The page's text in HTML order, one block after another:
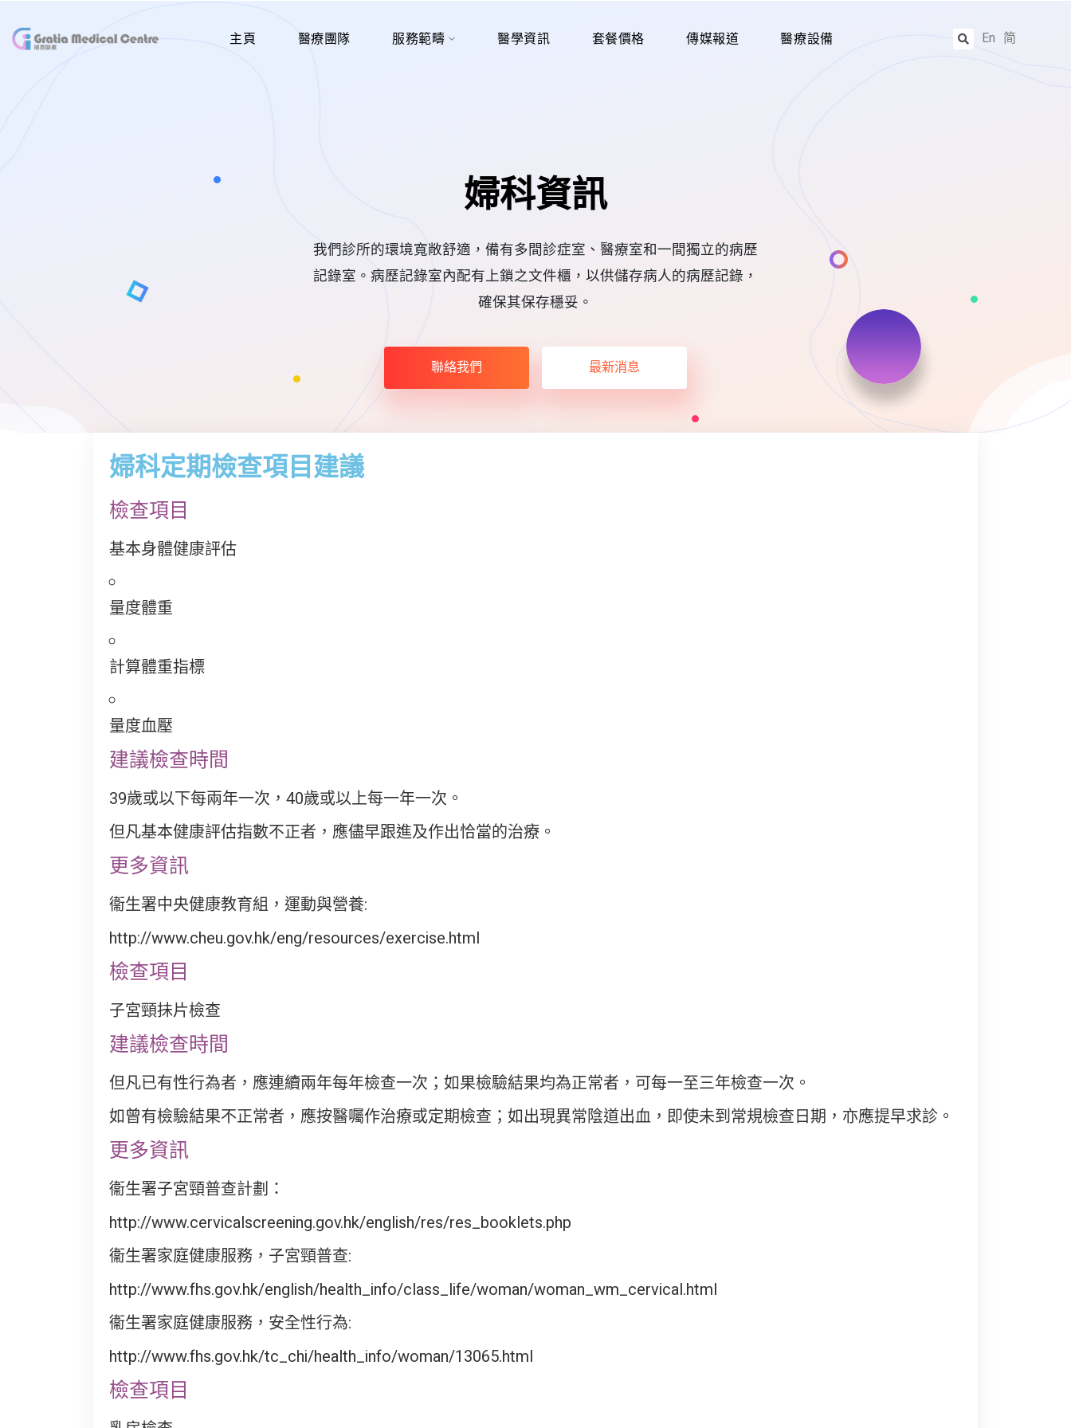
主頁 醫療團隊 服務範疇 醫學資訊 套餐價格 傳媒報道 醫療設備 En 简
婦科資訊
我們診所的環境寬敞舒適，備有多間診症室、醫療室和一間獨立的病歷
記錄室。病歷記錄室內配有上鎖之文件櫃，以供儲存病人的病歷記錄，
確保其保存穩妥。
聯絡我們 最新消息
婦科定期檢查項目建議
檢查項目
基本身體健康評估
量度體重
計算體重指標
量度血壓
建議檢查時間
39歲或以下每兩年一次，40歲或以上每一年一次。
但凡基本健康評估指數不正者，應儘早跟進及作出恰當的治療。
更多資訊
衞生署中央健康教育組，運動與營養:
http://www.cheu.gov.hk/eng/resources/exercise.html
檢查項目
子宮頸抺片檢查
建議檢查時間
但凡已有性行為者，應連續兩年每年檢查一次；如果檢驗結果均為正常者，可每一至三年檢查一次。
如曾有檢驗結果不正常者，應按醫囑作治療或定期檢查；如出現異常陰道出血，即使未到常規檢查日期，亦應提早求診。
更多資訊
衞生署子宮頸普查計劃：
http://www.cervicalscreening.gov.hk/english/res/res_booklets.php
衞生署家庭健康服務，子宮頸普查:
http://www.fhs.gov.hk/english/health_info/class_life/woman/woman_wm_cervical.html
衞生署家庭健康服務，安全性行為:
http://www.fhs.gov.hk/tc_chi/health_info/woman/13065.html
檢查項目